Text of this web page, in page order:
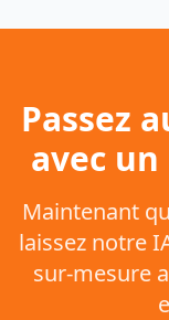
Passez
avec
Maintenant
laissez notre
sur-mesure